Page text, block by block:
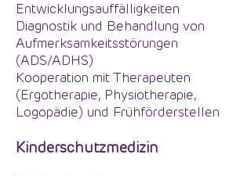
Entwicklungsauffälligkeiten
Diagnostik und Behandlung von
Aufmerksamkeitsstörungen
(ADS/ADHS)
Kooperation mit Therapeuten
(Ergotherapie, Physiotherapie,
Logopädie) und Frühförderstellen
Kinderschutzmedizin